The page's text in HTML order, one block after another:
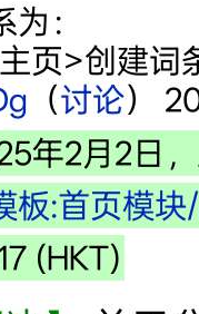
：
页>创建词
（讨论）
年2月2日
板:首页模
(HKT)